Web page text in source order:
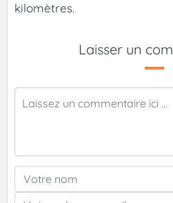
kilomètres.
Laisser un